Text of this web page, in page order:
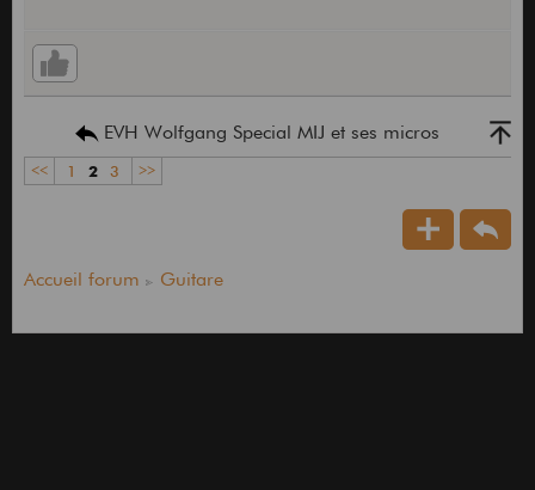
EVH Wolfgang Special MIJ et ses micros
<< 1 2 3 >>
Accueil forum Guitare